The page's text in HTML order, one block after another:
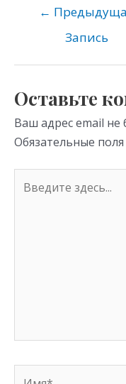
o
kl
as
ni
ki
gr
a
m
←
Запись
Оставьте
Ваш адрес email не
Обязательные
здесь...